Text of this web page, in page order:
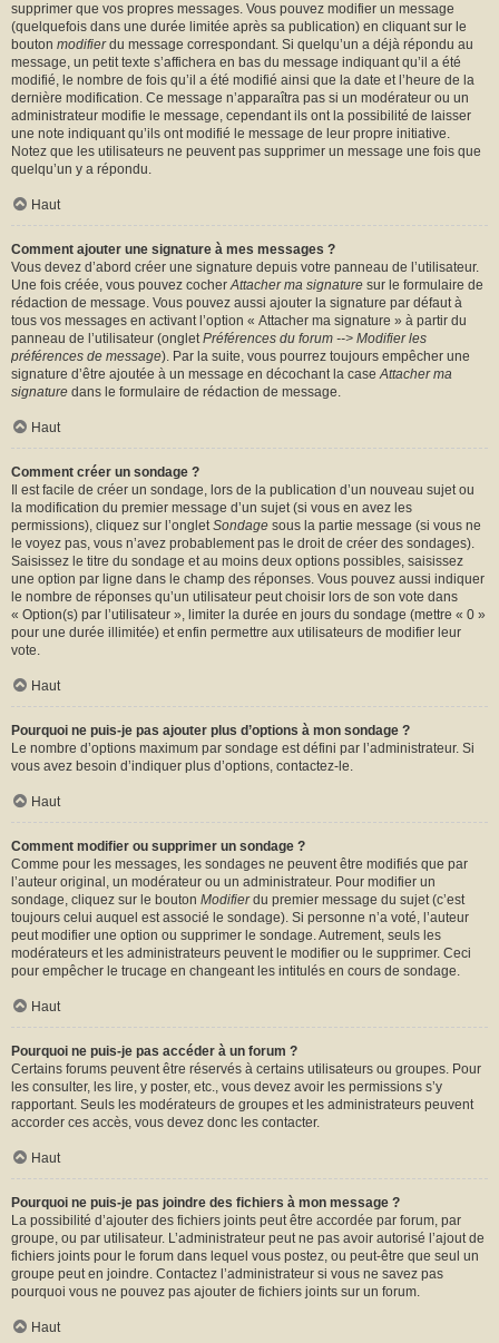
supprimer que vos propres messages. Vous pouvez modifier un message
(quelquefois dans une durée limitée après sa publication) en cliquant sur le
bouton modifierdu message correspondant. Si quelqu’un a déjà répondu au
message, un petit texte s’affichera en bas du message indiquant qu’il a été
modifié, le nombre de fois qu’il a été modifié ainsi que la date et l’heure de la
dernière modification. Ce message n’apparaîtra pas si un modérateur ou un
administrateur modifie le message, cependant ils ont la possibilité de laisser
une note indiquant qu’ils ont modifié le message de leur propre initiative.
Notez que les utilisateurs ne peuvent pas supprimer un message une fois que
quelqu’un y a répondu.
Haut
Comment ajouter une signature à mes messages ?
Vous devez d’abord créer une signature depuis votre panneau de l’utilisateur.
Une fois créée, vous pouvez cocherAttacher ma signature sur le formulaire de
rédaction de message. Vous pouvez aussi ajouter la signature par défaut à
tous vos messages en activant l’option « Attacher ma signature » à partir du
panneau de l’utilisateur (ongletPréférences du forum --> Modifier les
préférences de message). Par la suite, vous pourrez toujours empêcher une
signature d’être ajoutée à un message en décochant la caseAttacher ma
signature dans le formulaire de rédaction de message.
Haut
Comment créer un sondage ?
Il est facile de créer un sondage, lors de la publication d’un nouveau sujet ou
la modification du premier message d’un sujet (si vous en avez les
permissions), cliquez sur l’ongletSondage sous la partie message (si vous ne
le voyez pas, vous n’avez probablement pas le droit de créer des sondages).
Saisissez le titre du sondage et au moins deux options possibles, saisissez
une option par ligne dans le champ des réponses. Vous pouvez aussi indiquer
le nombre de réponses qu’un utilisateur peut choisir lors de son vote dans
« Option(s) par l’utilisateur », limiter la durée en jours du sondage (mettre « 0 »
pour une durée illimitée) et enfin permettre aux utilisateurs de modifier leur
vote.
Haut
Pourquoi ne puis-je pas ajouter plus d’options à mon sondage ?
Le nombre d’options maximum par sondage est défini par l’administrateur. Si
vous avez besoin d’indiquer plus d’options, contactez-le.
Haut
Comment modifier ou supprimer un sondage ?
Comme pour les messages, les sondages ne peuvent être modifiés que par
l’auteur original, un modérateur ou un administrateur. Pour modifier un
sondage, cliquez sur le bouton Modifierdu premier message du sujet (c’est
toujours celui auquel est associé le sondage). Si personne n’a voté, l’auteur
peut modifier une option ou supprimer le sondage. Autrement, seuls les
modérateurs et les administrateurs peuvent le modifier ou le supprimer. Ceci
pour empêcher le trucage en changeant les intitulés en cours de sondage.
Haut
Pourquoi ne puis-je pas accéder à un forum ?
Certains forums peuvent être réservés à certains utilisateurs ou groupes. Pour
les consulter, les lire, y poster, etc., vous devez avoir les permissions s’y
rapportant. Seuls les modérateurs de groupes et les administrateurs peuvent
accorder ces accès, vous devez donc les contacter.
Haut
Pourquoi ne puis-je pas joindre des fichiers à mon message ?
La possibilité d’ajouter des fichiers joints peut être accordée par forum, par
groupe, ou par utilisateur. L’administrateur peut ne pas avoir autorisé l’ajout de
fichiers joints pour le forum dans lequel vous postez, ou peut-être que seul un
groupe peut en joindre. Contactez l’administrateur si vous ne savez pas
pourquoi vous ne pouvez pas ajouter de fichiers joints sur un forum.
Haut